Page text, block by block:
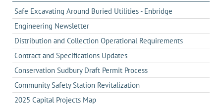
Safe Excavating Around Buried Utilities - Enbridge
Engineering Newsletter
Distribution and Collection Operational Requirements
Contract and Specifications Updates
Conservation Sudbury Draft Permit Process
Community Safety Station Revitalization
2025 Capital Projects Map